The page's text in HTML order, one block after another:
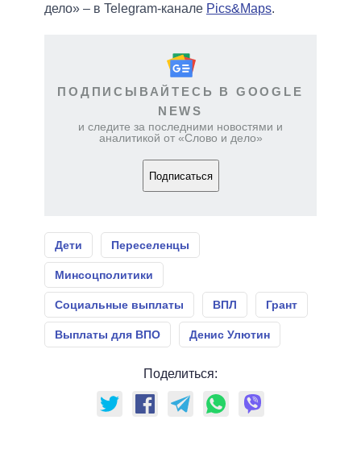
дело» – в Telegram-канале Pics&Maps.
ПОДПИСЫВАЙТЕСЬ В GOOGLE
NEWS
и следите за последними новостями и
аналитикой от «Слово и дело»
Подписаться
Дети Переселенцы
Минсоцполитики
Социальные выплаты ВПЛ Грант
Выплаты для ВПО Денис Улютин
Поделиться: